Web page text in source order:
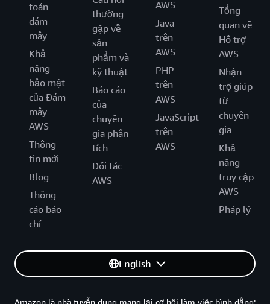
toán
đám
mây
Khả
năng
bảo mật
của Đám
mây
AWS
Thông
tin mới
Blog
Thông
cáo báo
chí
thường
gặp về
sản
phẩm và
kỹ thuật
Báo cáo
của
chuyên
gia phân
tích
Đối tác
AWS
AWS
Java
trên
AWS
PHP
trên
AWS
JavaScript
trên
AWS
Tổng
quan về
Hỗ trợ
AWS
Nhận
trợ giúp
từ
chuyên
gia
Khả
năng
truy cập
AWS
Pháp lý
English